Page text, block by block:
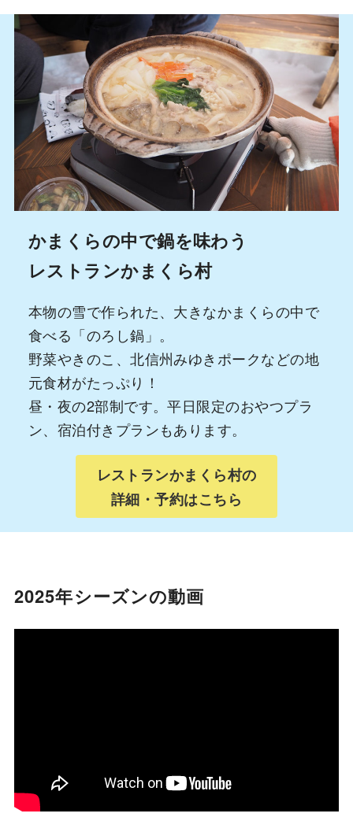
かまくらの中で鍋を味わう
レストランかまくら村
本物の雪で作られた、大きなかまくらの中で
食べる「のろし鍋」。
野菜やきのこ、北信州みゆきポークなどの地
元食材がたっぷり！
昼・夜の2部制です。平日限定のおやつプラ
ン、宿泊付きプランもあります。
レストランかまくら村の
詳細・予約はこちら
2025年シーズンの動画